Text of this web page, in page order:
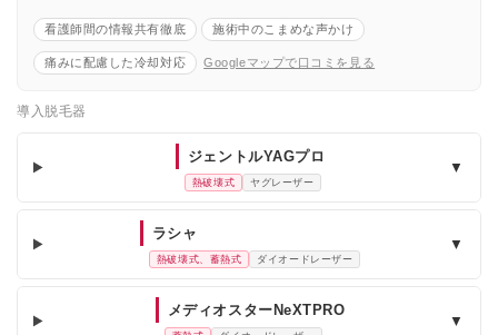
看護師間の情報共有徹底 施術中のこまめな声かけ
痛みに配慮した冷却対応 Googleマップで口コミを見る
導入脱毛器
ジェントルYAGプロ
熱破壊式 ヤグレーザー
▼
ラシャ
熱破壊式、蓄熱式 ダイオードレーザー
▼
メディオスターNeXTPRO
▼